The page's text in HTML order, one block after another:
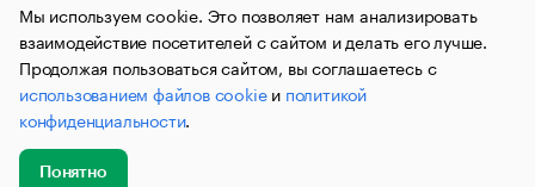
© АО «РОСБИЗНЕСКОНСАЛТИНГ»,1995–2026.Сообщения
и материалы информационного агентства «РБК»
(зарегистрировано Федеральной службой по надзору в сфере
связи, информационных технологий и массовых
коммуникаций (Роскомнадзор) 09.12.2015 за номером ИА
№ФС77-63848) сопровождаются пометкой «РБК». Отдельные
публикации могут содержать информацию,
не предназначенную для пользователей
до 18 лет.
Мы используем cookie. Это позволяет нам анализировать
взаимодействие посетителей с сайтом и делать его лучше.
Продолжая пользоваться сайтом, вы соглашаетесь с
использованием файлов cookieи политикой
конфиденциальности.
Понятно